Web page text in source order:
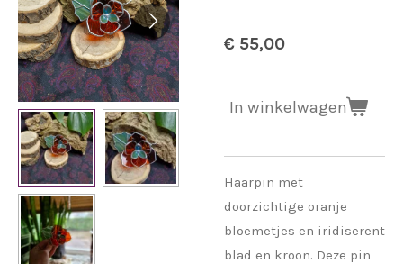
€ 55,00
In winkelwagen
Haarpin met
doorzichtige oranje
bloemetjes en iridiserent
blad en kroon. Deze pin